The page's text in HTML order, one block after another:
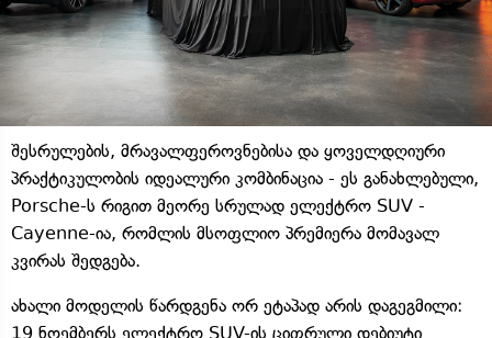
შესრულების, მრავალფეროვნებისა და ყოველდღიური
პრაქტიკულობის იდეალური კომბინაცია - ეს განახლებული,
Porsche-ს რიგით მეორე სრულად ელექტრო SUV -
Cayenne-ია, რომლის მსოფლიო პრემიერა მომავალ
კვირას შედგება.
ახალი მოდელის წარდგენა ორ ეტაპად არის დაგეგმილი:
19 ნოემბერს ელექტრო SUV-ის ციფრული დებიუტი